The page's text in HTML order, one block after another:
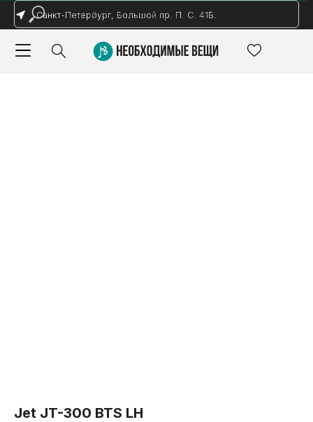
Санкт-Петербург, Большой пр. П. С. 41Б.
Jet JT-300 BTS LH